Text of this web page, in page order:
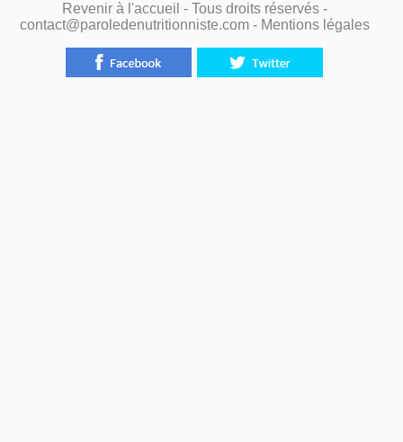
Revenir à l'accueil - Tous droits réservés -
contact@paroledenutritionniste.com - Mentions légales